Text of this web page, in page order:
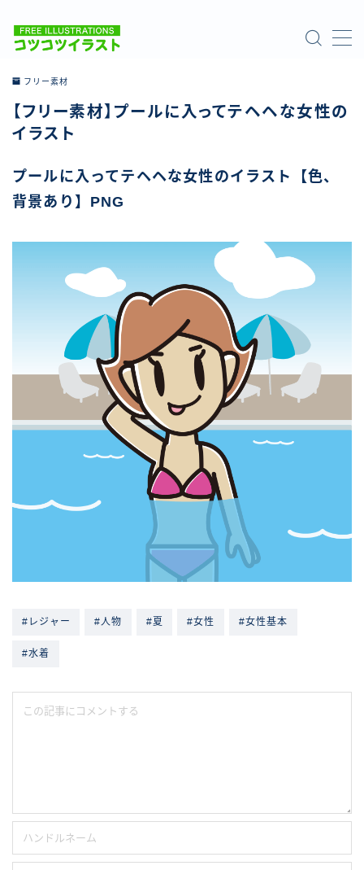
ホーム
お問い合わせ
フリー素材
【フリー素材】プールに入ってテヘヘな女性の
イラスト
プールに入ってテヘヘな女性のイラスト【色、
背景あり】PNG
#レジャー #人物 #夏 #女性 #女性基本
#水着